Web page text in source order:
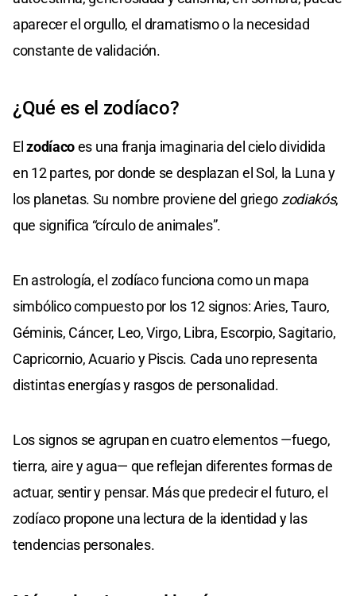
aparecer el orgullo, el dramatismo o la necesidad
constante de validación.
¿Qué es el zodíaco?
Elzodíacoes una franja imaginaria del cielo dividida
en 12 partes, por donde se desplazan el Sol, la Luna y
los planetas. Su nombre proviene del griego zodiakós,
que significa “círculo de animales”.
En astrología, el zodíaco funciona como un mapa
simbólico compuesto por los 12 signos: Aries, Tauro,
Géminis, Cáncer, Leo, Virgo, Libra, Escorpio, Sagitario,
Capricornio, Acuario y Piscis. Cada uno representa
distintas energías y rasgos de personalidad.
Los signos se agrupan en cuatro elementos —fuego,
tierra, aire y agua— que reflejan diferentes formas de
actuar, sentir y pensar. Más que predecir el futuro, el
zodíaco propone una lectura de la identidad y las
tendencias personales.